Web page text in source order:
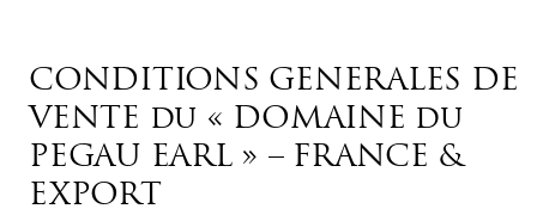
CONDITIONS GENERALES DE
VENTE du « DOMAINE du
PEGAU EARL » – FRANCE &
EXPORT